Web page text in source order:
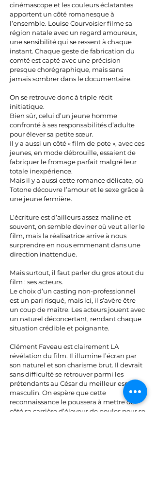
cinémascope et les couleurs éclatantes
apportent un côté romanesque à
l’ensemble. Louise Courvoisier filme sa
région natale avec un regard amoureux,
une sensibilité qui se ressent à chaque
instant. Chaque geste de fabrication du
comté est capté avec une précision
presque chorégraphique, mais sans
jamais sombrer dans le documentaire.
On se retrouve donc à triple récit
initiatique.
Bien sûr, celui d’un jeune homme
confronté à ses responsabilités d’adulte
pour élever sa petite sœur.
Il y a aussi un côté « film de pote », avec ces
jeunes, en mode débrouille, essaient de
fabriquer le fromage parfait malgré leur
totale inexpérience.
Mais il y a aussi cette romance délicate, où
Totone découvre l’amour et le sexe grâce à
une jeune fermière.
L’écriture est d’ailleurs assez maline et
souvent, on semble deviner où veut aller le
film, mais la réalisatrice arrive à nous
surprendre en nous emmenant dans une
direction inattendue.
Mais surtout, il faut parler du gros atout du
film : ses acteurs.
Le choix d’un casting non-professionnel
est un pari risqué, mais ici, il s’avère être
un coup de maître. Les acteurs jouent avec
un naturel déconcertant, rendant chaque
situation crédible et poignante.
Clément Faveau est clairement LA
révélation du film. Il illumine l’écran par
son naturel et son charisme brut. Il devrait
sans difficulté se retrouver parmi les
prétendants au César du meilleur espoir
masculin. On espère que cette
reconnaissance le poussera à mettre de
côté sa carrière d’éleveur de poules pour se